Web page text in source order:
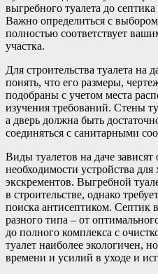
выгребного туалета до
Важно определиться с
полностью соответствует
участка.
Для строительства туалета на
понять, что его размеры,
подобраны с учетом места
изучения требований. Стены
а дверь должна быть
соединяться с санитарными
Виды туалетов на даче
необходимости устройства
экскрементов. Выгребной
в строительстве, однако
поиска антисептиком. Септик
разного типа – от
до полного комплекса с
туалет наиболее экологичен,
времени и усилий в уходе и